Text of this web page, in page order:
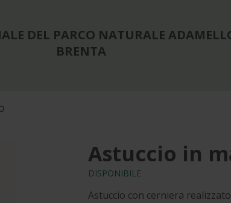
DEL PARCO NATURALE
BRENTA
Astuccio in
DISPONIBILE
Astuccio con cerniera